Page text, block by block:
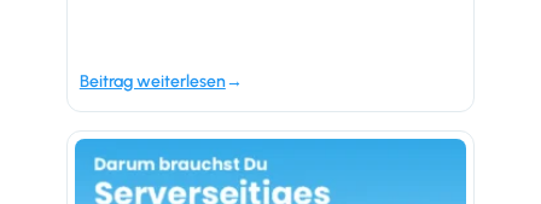
Beitrag weiterlesen